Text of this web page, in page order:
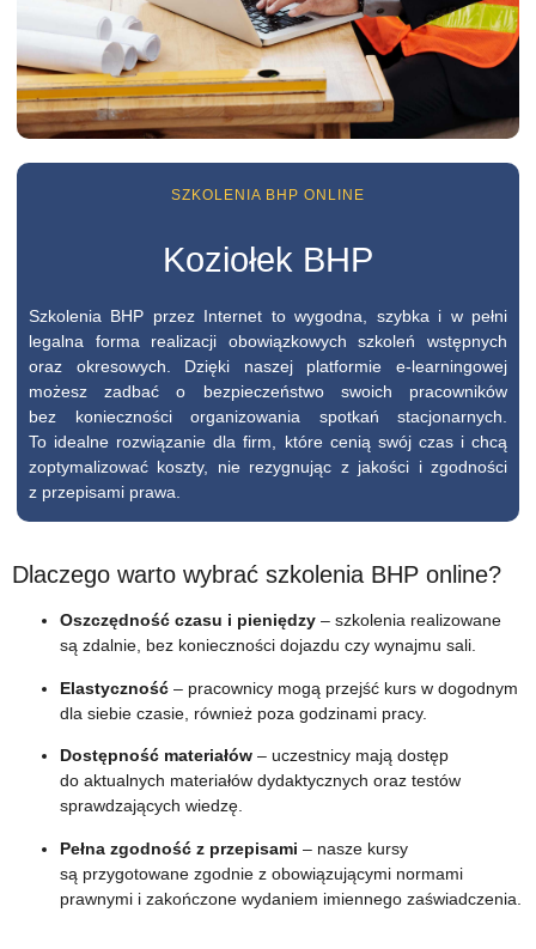
SZKOLENIA BHP ONLINE
Koziołek BHP
Szkolenia BHP przez Internet to wygodna, szybka i w pełni
legalna forma realizacji obowiązkowych szkoleń wstępnych
oraz okresowych. Dzięki naszej platformie e-learningowej
możesz zadbać o bezpieczeństwo swoich pracowników
bez konieczności organizowania spotkań stacjonarnych.
To idealne rozwiązanie dla firm, które cenią swój czas i chcą
zoptymalizować koszty, nie rezygnując z jakości i zgodności
z przepisami prawa.
Dlaczego warto wybrać szkolenia BHP online?
Oszczędność czasu i pieniędzy – szkolenia realizowane
są zdalnie, bez konieczności dojazdu czy wynajmu sali.
Elastyczność – pracownicy mogą przejść kurs w dogodnym
dla siebie czasie, również poza godzinami pracy.
Dostępność materiałów – uczestnicy mają dostęp
do aktualnych materiałów dydaktycznych oraz testów
sprawdzających wiedzę.
Pełna zgodność z przepisami – nasze kursy
są przygotowane zgodnie z obowiązującymi normami
prawnymi i zakończone wydaniem imiennego zaświadczenia.